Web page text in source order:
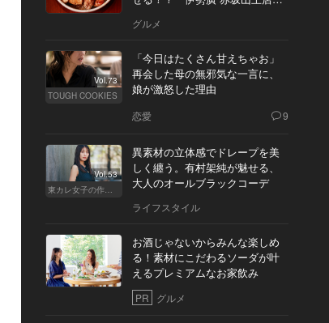
グルメ
Vol.73
TOUGH COOKIES
「今日はたくさん甘えちゃお」
再会した母の無邪気な一言に、
娘が激怒した理由
恋愛 9
Vol.53
東カレ女子の作り方
異素材の立体感でドレープを美
しく纏う。有村架純が魅せる、
大人のオールブラックコーデ
ライフスタイル
お酒じゃないからみんな楽しめ
る！素材にこだわるソーダが叶
えるプレミアムなお家飲み
PR グルメ